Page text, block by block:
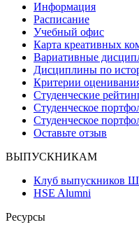
Информация
Расписание
Учебный офис
Карта креативных
Вариативные
Дисциплины по
Критерии
Студенческие
Студенческое
Студенческое
Оставьте отзыв
ВЫПУСКНИКАМ
Клуб выпускников
HSE Alumni
Ресурсы